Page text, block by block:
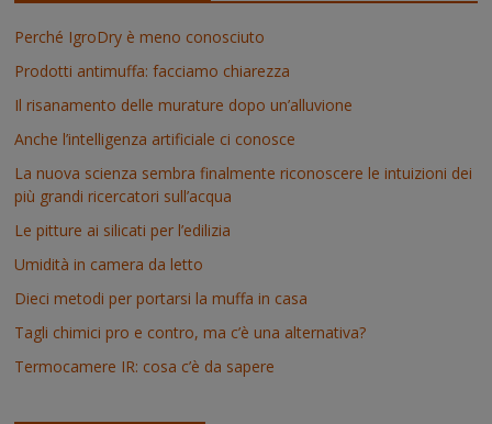
Perché IgroDry è meno conosciuto
Prodotti antimuffa: facciamo chiarezza
Il risanamento delle murature dopo un’alluvione
Anche l’intelligenza artificiale ci conosce
La nuova scienza sembra finalmente riconoscere le intuizioni dei
più grandi ricercatori sull’acqua
Le pitture ai silicati per l’edilizia
Umidità in camera da letto
Dieci metodi per portarsi la muffa in casa
Tagli chimici pro e contro, ma c’è una alternativa?
Termocamere IR: cosa c’è da sapere